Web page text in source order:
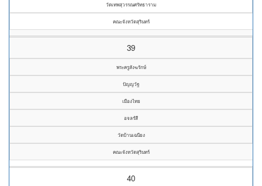
วัดเทพสุวรรณศรัทธาราม
คณะจังหวัดสุรินทร์
39
พระครูสังฆรักษ์
ปัญญวัฐ
เมืองไทย
อจลรํสี
วัดบ้านเฉนียง
คณะจังหวัดสุรินทร์
40